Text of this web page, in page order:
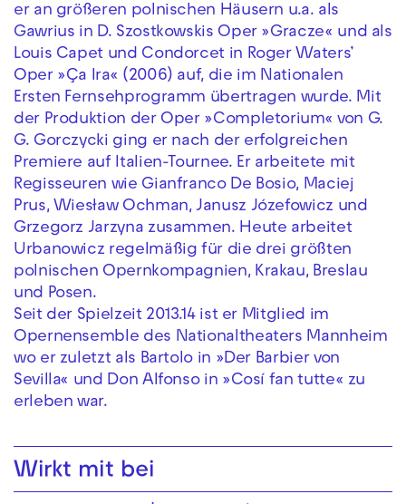
er an größeren polnischen Häusern u.a. als
Gawrius in D. Szostkowskis Oper »Gracze« und als
Louis Capet und Condorcet in Roger Waters’
Oper »Ça Ira« (2006) auf, die im Nationalen
Ersten Fernsehprogramm übertragen wurde. Mit
der Produktion der Oper »Completorium« von G.
G. Gorczycki ging er nach der erfolgreichen
Premiere auf Italien-Tournee. Er arbeitete mit
Regisseuren wie Gianfranco De Bosio, Maciej
Prus, Wiesław Ochman, Janusz Józefowicz und
Grzegorz Jarzyna zusammen. Heute arbeitet
Urbanowicz regelmäßig für die drei größten
polnischen Opernkompagnien, Krakau, Breslau
und Posen.
Seit der Spielzeit 2013.14 ist er Mitglied im
Opernensemble des Nationaltheaters Mannheim
wo er zuletzt als Bartolo in »Der Barbier von
Sevilla« und Don Alfonso in »Cosí fan tutte« zu
erleben war.
Wirkt mit bei